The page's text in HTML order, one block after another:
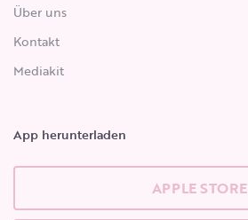
Über uns
Kontakt
Mediakit
App herunterladen
APPLE STORE